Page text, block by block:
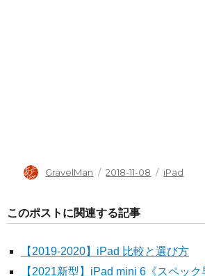
投
GravelMan
投
2018-11-08
タ
iPad
このポストに関連する記事
【2019-2020】iPad 比較と選び方
【2021新型】iPad mini 6《スペック